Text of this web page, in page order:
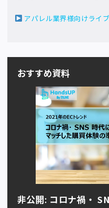
アパレル業界様向けライ
おすすめ資料
非公開: コロナ禍・